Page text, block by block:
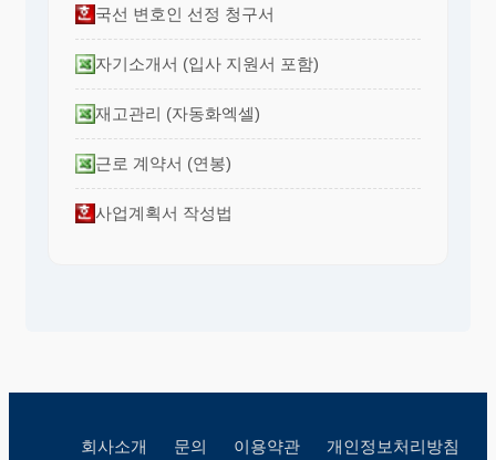
국선 변호인 선정 청구서
자기소개서 (입사 지원서 포함)
재고관리 (자동화엑셀)
근로 계약서 (연봉)
사업계획서 작성법
회사소개 문의 이용약관 개인정보처리방침